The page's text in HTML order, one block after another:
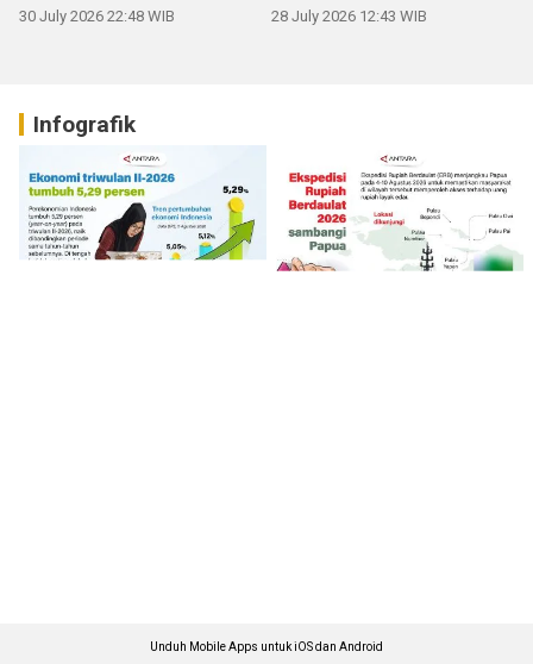
30 July 2026 22:48 WIB 28 July 2026 12:43 WIB
Infografik
Unduh Mobile Apps untuk iOS dan Android